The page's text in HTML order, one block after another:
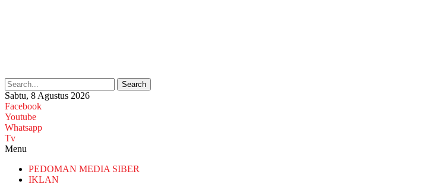
Search
Sabtu, 8 Agustus 2026
Facebook
Youtube
Whatsapp
Tv
Menu
PEDOMAN MEDIA SIBER
IKLAN